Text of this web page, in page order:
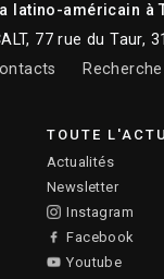
latino-américain à
77 rue du
Recherche
TOUTE
Actualités
Newsletter
Instagram
Facebook
Youtube